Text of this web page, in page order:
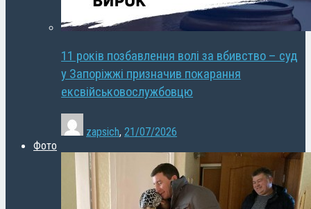
11 років позбавлення волі за вбивство – суд
у Запоріжжі призначив покарання
ексвійськовослужбовцю
zapsich, 21/07/2026
Фото